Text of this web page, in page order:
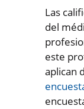
Las
del
este
aplican